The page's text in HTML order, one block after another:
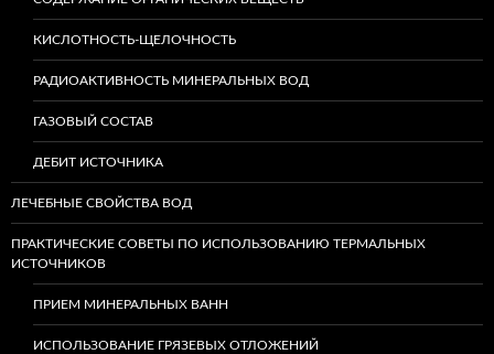
КИСЛОТНОСТЬ-ЩЕЛОЧНОСТЬ
РАДИОАКТИВНОСТЬ МИНЕРАЛЬНЫХ ВОД
ГАЗОВЫЙ СОСТАВ
ДЕБИТ ИСТОЧНИКА
ЛЕЧЕБНЫЕ СВОЙСТВА ВОД
ПРАКТИЧЕСКИЕ СОВЕТЫ ПО ИСПОЛЬЗОВАНИЮ ТЕРМАЛЬНЫХ
ИСТОЧНИКОВ
ПРИЕМ МИНЕРАЛЬНЫХ ВАНН
ИСПОЛЬЗОВАНИЕ ГРЯЗЕВЫХ ОТЛОЖЕНИЙ